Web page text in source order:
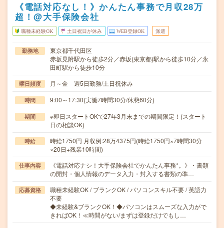
《電話対応なし！》かんたん事務で月収28万
超！@大手保険会社
職種未経験OK 土日祝日が休み WEB登録OK 派遣
勤務地
東京都千代田区
赤坂見附駅から徒歩2分／赤坂(東京都)駅から徒歩10分／永
田町駅から徒歩10分
曜日頻度 月～金 週5日勤務/土日祝休み
時間 9:00～17:30(実働7時間30分/休憩60分)
期間
※即日スタートOKで27年3月末までの期間限定！(スタート
日の相談OK)
時給
時給1750円 月収例:28万4375円(時給1750円×7時間30分
×20日+残業10時間)
仕事内容
《電話対応ナシ！大手保険会社でかんたん事務*。》・書類
の開封・個人情報のデータ入力・封入する書類の準…
応募資格
職種未経験OK / ブランクOK / パソコンスキル不要 / 英語力
不要
◆未経験&ブランクOK！◆パソコンはスムーズな入力がで
きればOK！≪時間がない/まずは登録だけでもし…